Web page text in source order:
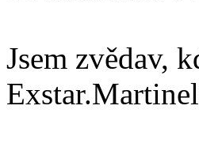
Jsem zvědav,